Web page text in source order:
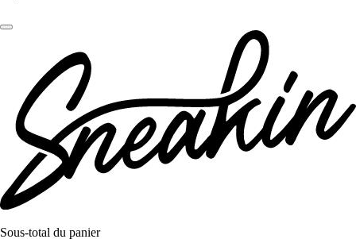
Sous-total du panier